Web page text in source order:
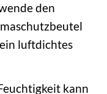
den
luftdichtes
kann